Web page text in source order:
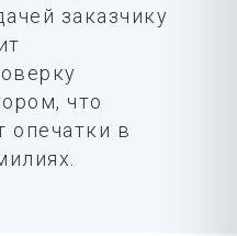
заказчику
что
опечатки в